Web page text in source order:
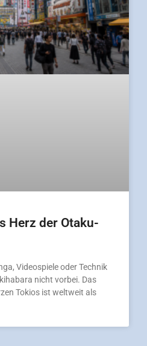
Herz der Otaku-
Videospiele oder Technik
nicht vorbei. Das
Tokios ist weltweit als